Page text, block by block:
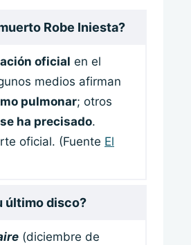
Robe Iniesta?
oficial en el
medios afirman
pulmonar; otros
ha precisado.
oficial. (Fuente El
último disco?
(diciembre de